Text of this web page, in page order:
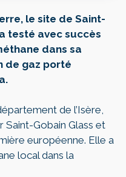
le site de Saint-
testé avec succès
dans sa
de gaz porté
de l’Isère,
Saint-Gobain Glass et
européenne. Elle a
local dans la